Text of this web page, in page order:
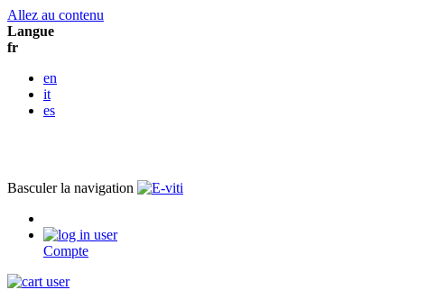
Allez au contenu
Langue
fr
en
it
es
Basculer la navigation
Compte